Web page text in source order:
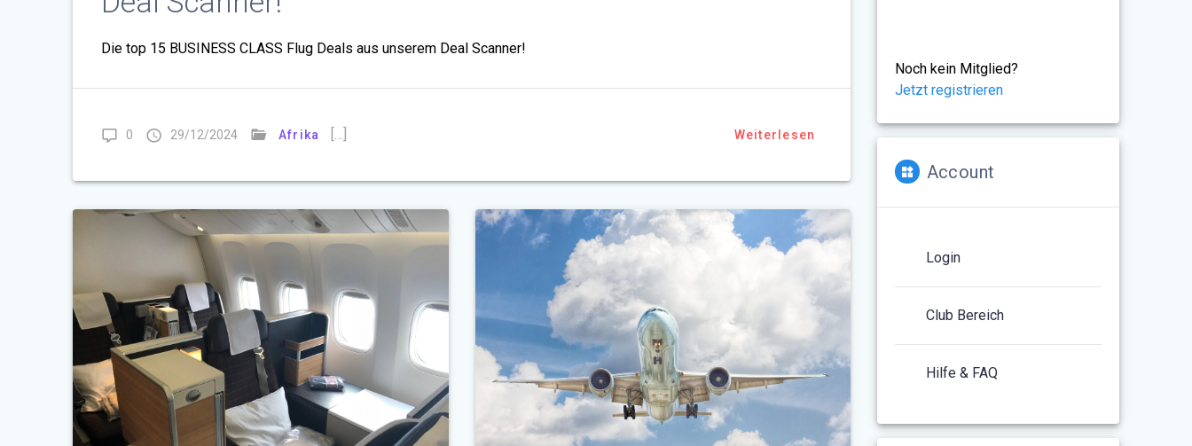
Die top 15 BUSINESS CLASS Flug Deals aus unserem Deal Scanner!
0 29/12/2024 Afrika Weiterlesen
Noch kein Mitglied?
Jetzt registrieren
Account
Login
Club Bereich
Hilfe & FAQ